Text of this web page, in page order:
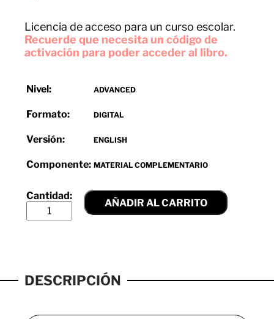
Licencia de acceso para un curso escolar.
Recuerde que necesita un código de
activación para poder acceder al libro.
Nivel: ADVANCED
Formato: DIGITAL
Versión: ENGLISH
Componente: MATERIAL COMPLEMENTARIO
AÑADIR AL CARRITO
DESCRIPCIÓN